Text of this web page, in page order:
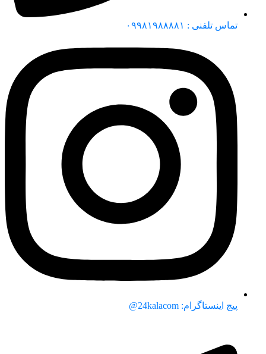
تماس تلفنی : ۰۹۹۸۱۹۸۸۸۸۱
پیج اینستاگرام: 24kalacom@